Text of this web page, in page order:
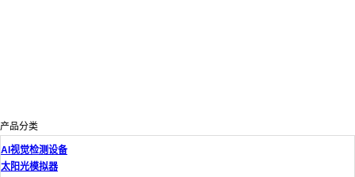
产品分类
AI视觉检测设备
太阳光模拟器